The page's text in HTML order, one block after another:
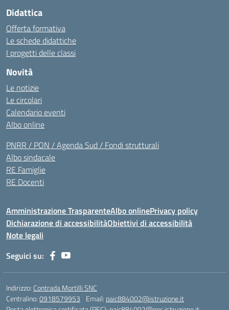
Didattica
Offerta formativa
Le schede didattiche
I progetti delle classi
Novità
Le notizie
Le circolari
Calendario eventi
Albo online
PNRR / PON / Agenda Sud / Fondi strutturali
Albo sindacale
RE Famiglie
RE Docenti
Amministrazione TrasparenteAlbo onlinePrivacy policy
Dichiarazione di accessibilitàObiettivi di accessibilità
Note legali
Seguici su:
Indirizzo: Contrada Mortilli SNC
Centralino:0918579953 Email: paic884002@istruzione.it